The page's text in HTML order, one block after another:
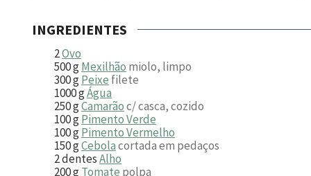
INGREDIENTES
2Ovo
500gMexilhão miolo, limpo
300gPeixe filete
1000gÁgua
250gCamarãoc/ casca, cozido
100gPimento Verde
100gPimento Vermelho
150gCebolacortada em pedaços
2dentesAlho
200gTomate polpa